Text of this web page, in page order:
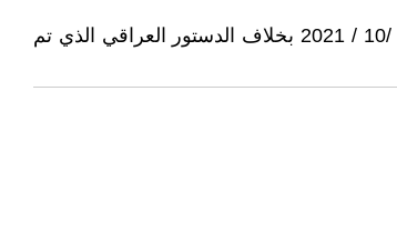
فلنوفر فرص العمل لشبابنا بمناسبة اليوم الدولي للشباب , ولكن من سيفعل ذلك والحكومة غير مشكلة لحد الان بعد الانتخابات في 10 /10 / 2021 بخلاف الدستور العراقي الذي تم